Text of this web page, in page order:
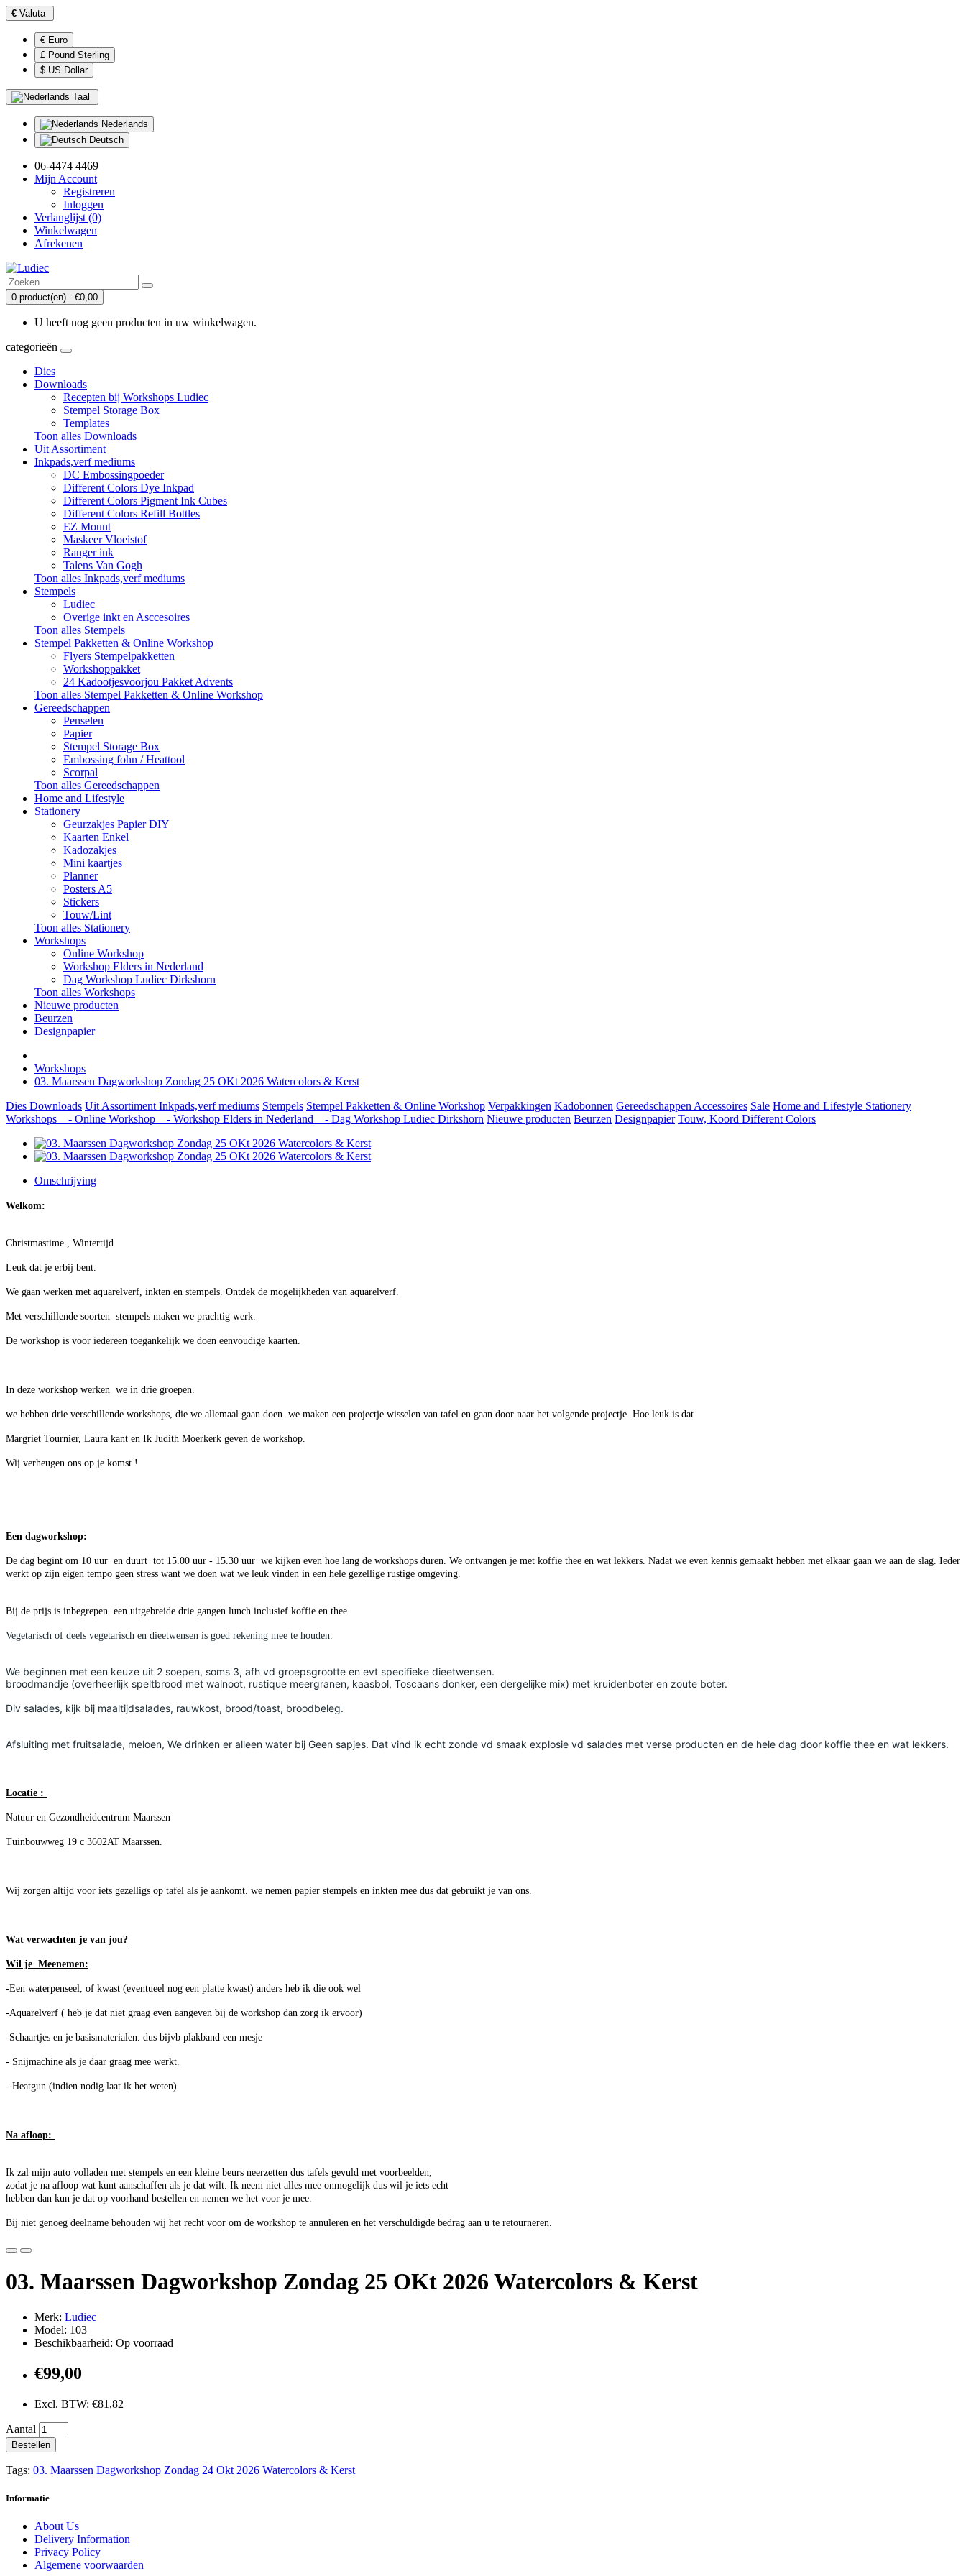
€ Valuta
€ Euro
£ Pound Sterling
$ US Dollar
Taal
Nederlands
Deutsch
06-4474 4469
Mijn Account
Registreren
Inloggen
Verlanglijst (0)
Winkelwagen
Afrekenen
0 product(en) - €0,00
U heeft nog geen producten in uw winkelwagen.
categorieën
Dies
Downloads
Recepten bij Workshops Ludiec
Stempel Storage Box
Templates
Toon alles Downloads
Uit Assortiment
Inkpads,verf mediums
DC Embossingpoeder
Different Colors Dye Inkpad
Different Colors Pigment Ink Cubes
Different Colors Refill Bottles
EZ Mount
Maskeer Vloeistof
Ranger ink
Talens Van Gogh
Toon alles Inkpads,verf mediums
Stempels
Ludiec
Overige inkt en Asccesoires
Toon alles Stempels
Stempel Pakketten & Online Workshop
Flyers Stempelpakketten
Workshoppakket
24 Kadootjesvoorjou Pakket Advents
Toon alles Stempel Pakketten & Online Workshop
Gereedschappen
Penselen
Papier
Stempel Storage Box
Embossing fohn / Heattool
Scorpal
Toon alles Gereedschappen
Home and Lifestyle
Stationery
Geurzakjes Papier DIY
Kaarten Enkel
Kadozakjes
Mini kaartjes
Planner
Posters A5
Stickers
Touw/Lint
Toon alles Stationery
Workshops
Online Workshop
Workshop Elders in Nederland
Dag Workshop Ludiec Dirkshorn
Toon alles Workshops
Nieuwe producten
Beurzen
Designpapier
Workshops
03. Maarssen Dagworkshop Zondag 25 OKt 2026 Watercolors & Kerst
Dies Downloads Uit Assortiment Inkpads,verf mediums Stempels Stempel Pakketten & Online Workshop Verpakkingen Kadobonnen Gereedschappen Accessoires Sale Home and Lifestyle Stationery
Workshops
- Online Workshop - Workshop Elders in Nederland - Dag Workshop Ludiec Dirkshorn Nieuwe producten Beurzen Designpapier Touw, Koord Different Colors
Omschrijving
Welkom:
Christmastime , Wintertijd
Leuk dat je erbij bent.
We gaan werken met aquarelverf, inkten en stempels. Ontdek de mogelijkheden van aquarelverf.
Met verschillende soorten stempels maken we prachtig werk.
De workshop is voor iedereen toegankelijk we doen eenvoudige kaarten.
In deze workshop werken we in drie groepen.
we hebben drie verschillende workshops, die we allemaal gaan doen. we maken een projectje wisselen van tafel en gaan door naar het volgende projectje. Hoe leuk is dat.
Margriet Tournier, Laura kant en Ik Judith Moerkerk geven de workshop.
Wij verheugen ons op je komst !
Een dagworkshop:
De dag begint om 10 uur en duurt tot 15.00 uur - 15.30 uur we kijken even hoe lang de workshops duren. We ontvangen je met koffie thee en wat lekkers. Nadat we even kennis gemaakt hebben met elkaar gaan we aan de slag. Ieder
werkt op zijn eigen tempo geen stress want we doen wat we leuk vinden in een hele gezellige rustige omgeving.
Bij de prijs is inbegrepen een uitgebreide drie gangen lunch inclusief koffie en thee.
Vegetarisch of deels vegetarisch en dieetwensen is goed rekening mee te houden.
We beginnen met een keuze uit 2 soepen, soms 3, afh vd groepsgrootte en evt specifieke dieetwensen.
broodmandje (overheerlijk speltbrood met walnoot, rustique meergranen, kaasbol, Toscaans donker, een dergelijke mix) met kruidenboter en zoute boter.
Div salades, kijk bij maaltijdsalades, rauwkost, brood/toast, broodbeleg.
Afsluiting met fruitsalade, meloen, We drinken er alleen water bij Geen sapjes. Dat vind ik echt zonde vd smaak explosie vd salades met verse producten en de hele dag door koffie thee en wat lekkers.
Locatie :
Natuur en Gezondheidcentrum Maarssen
Tuinbouwweg 19 c 3602AT Maarssen.
Wij zorgen altijd voor iets gezelligs op tafel als je aankomt. we nemen papier stempels en inkten mee dus dat gebruikt je van ons.
Wat verwachten je van jou?
Wil je Meenemen:
-Een waterpenseel, of kwast (eventueel nog een platte kwast) anders heb ik die ook wel
-Aquarelverf ( heb je dat niet graag even aangeven bij de workshop dan zorg ik ervoor)
-Schaartjes en je basismaterialen. dus bijvb plakband een mesje
- Snijmachine als je daar graag mee werkt.
- Heatgun (indien nodig laat ik het weten)
Na afloop:
Ik zal mijn auto volladen met stempels en een kleine beurs neerzetten dus tafels gevuld met voorbeelden,
zodat je na afloop wat kunt aanschaffen als je dat wilt. Ik neem niet alles mee onmogelijk dus wil je iets echt
hebben dan kun je dat op voorhand bestellen en nemen we het voor je mee.
Bij niet genoeg deelname behouden wij het recht voor om de workshop te annuleren en het verschuldigde bedrag aan u te retourneren.
03. Maarssen Dagworkshop Zondag 25 OKt 2026 Watercolors & Kerst
Merk: Ludiec
Model: 103
Beschikbaarheid: Op voorraad
€99,00
Excl. BTW: €81,82
Aantal
Bestellen
Tags: 03. Maarssen Dagworkshop Zondag 24 Okt 2026 Watercolors & Kerst
Informatie
About Us
Delivery Information
Privacy Policy
Algemene voorwaarden